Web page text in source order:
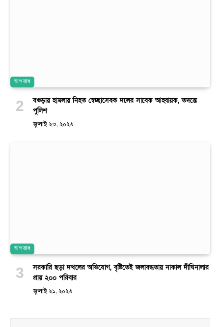
অপরাধ
বগুড়ায় হামলায় নিহত স্বেচ্ছাসেবক দলের সাবেক আহ্বায়ক, তদন্তে
পুলিশ
জুলাই ২৩, ২০২৬
অপরাধ
সরকারি ছড়া দখলের অভিযোগ, বৃষ্টিতেই জলাবদ্ধতায় নাকাল দীঘিনালার
প্রায় ২০০ পরিবার
জুলাই ২১, ২০২৬